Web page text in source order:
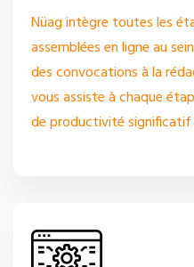
Nüag intègre toutes les
assemblées en ligne au
des convocations à la
vous assiste à chaque
de productivité significatif